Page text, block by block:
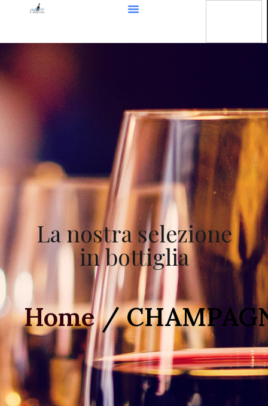
La nostra selezione
in bottiglia
Home/